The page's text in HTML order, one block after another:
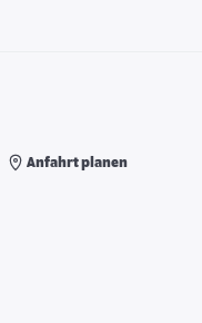
Anfahrt planen